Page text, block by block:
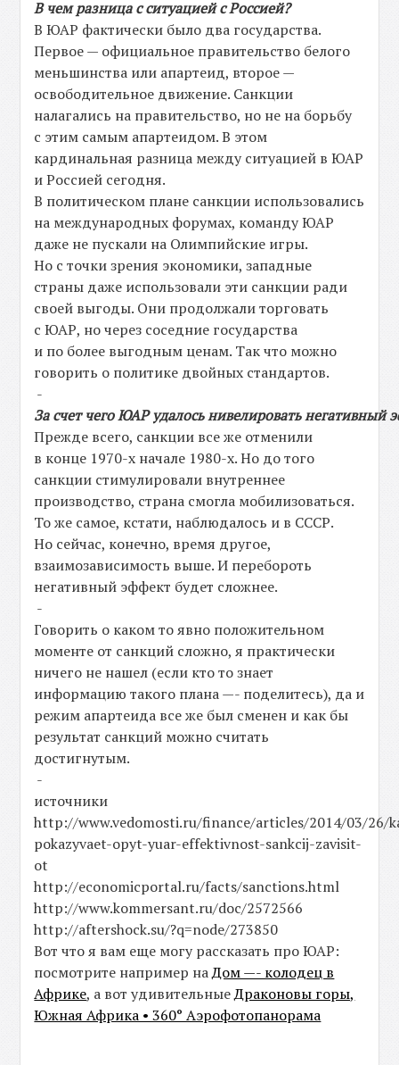
В чем разница с ситуацией сРоссией?
В ЮАР фактически было два государства.
Первое — официальное правительство белого
меньшинства или апартеид, второе —
освободительное движение. Санкции
налагались на правительство, но не на борьбу
с этим самым апартеидом. В этом
кардинальная разница между ситуацией в ЮАР
и Россией сегодня.
В политическом плане санкции использовались
на международных форумах, команду ЮАР
даже не пускали на Олимпийские игры.
Но с точки зрения экономики, западные
страны даже использовали эти санкции ради
своей выгоды. Они продолжали торговать
с ЮАР, но через соседние государства
и по более выгодным ценам. Так что можно
говорить о политике двойных стандартов.
-
За счет чегоЮАР удалосьнивелироватьнегативный
Прежде всего, санкции все же отменили
в конце 1970-х начале 1980-х. Но до того
санкции стимулировали внутреннее
производство, страна смогла мобилизоваться.
То же самое, кстати, наблюдалось и в СССР.
Но сейчас, конечно, время другое,
взаимозависимость выше. И перебороть
негативный эффект будет сложнее.
-
Говорить о каком то явно положительном
моменте от санкций сложно, я практически
ничего не нашел (если кто то знает
информацию такого плана —- поделитесь), да и
режим апартеида все же был сменен и как бы
результат санкций можно считать
достигнутым.
-
источники
http://www.vedomosti.ru/finance/articles/2014/03/26/
pokazyvaet-opyt-yuar-effektivnost-sankcij-zavisit-
ot
http://economicportal.ru/facts/sanctions.html
http://www.kommersant.ru/doc/2572566
http://aftershock.su/?q=node/273850
Вот что я вам еще могу рассказать про ЮАР:
посмотрите например наДом —- колодец в
Африке, а вот удивительныеДраконовы горы,
Южная Африка • 360° Аэрофотопанорама